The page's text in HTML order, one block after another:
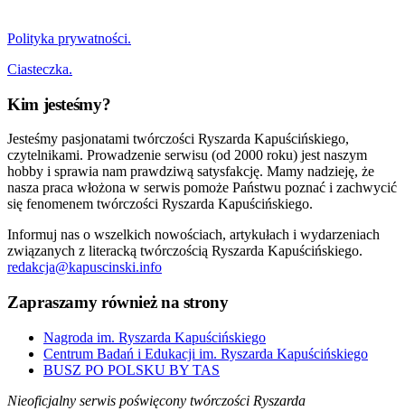
Polityka prywatności.
Ciasteczka.
Kim jesteśmy?
Jesteśmy pasjonatami twórczości Ryszarda Kapuścińskiego,
czytelnikami. Prowadzenie serwisu (od 2000 roku) jest naszym
hobby i sprawia nam prawdziwą satysfakcję. Mamy nadzieję, że
nasza praca włożona w serwis pomoże Państwu poznać i zachwycić
się fenomenem twórczości Ryszarda Kapuścińskiego.
Informuj nas o wszelkich nowościach, artykułach i wydarzeniach
związanych z literacką twórczością Ryszarda Kapuścińskiego.
redakcja@kapuscinski.info
Zapraszamy również na strony
Nagroda im. Ryszarda Kapuścińskiego
Centrum Badań i Edukacji im. Ryszarda Kapuścińskiego
BUSZ PO POLSKU BY TAS
Nieoficjalny serwis poświęcony twórczości Ryszarda